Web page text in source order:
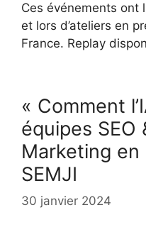
Ces événements ont
et lors d’ateliers en
France. Replay
« Comment
équipes SEO
Marketing
SEMJI
30 janvier 2024